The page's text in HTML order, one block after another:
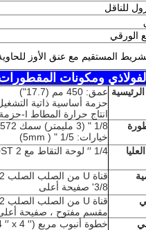
للناقل
الورقي
المستقيم مع عنق الأوز
عمق: 450 مم (17.7")
انتاج حرارة المطاط I-حزمة (Q345)
1/8 " (3 مليمتر) سمك ASTM A572 الدرجة 50 لوحة الفولاذ المسجلة
خيارات: 1/5 " ( 5mm)
1/4 ′′ لوحة التقاط مع JOST 2 ′′ قطر مربع النوع الملك دبوس لكل معيار SAE
3/8' صفيحة أعلى
مقسم مفتوح ، صفيحة أعلى 3/
خطوة أنبوب مربع 100x100mm (4 ′′ x 4 ′′) مع عقدة عمودية قطعة H ′′